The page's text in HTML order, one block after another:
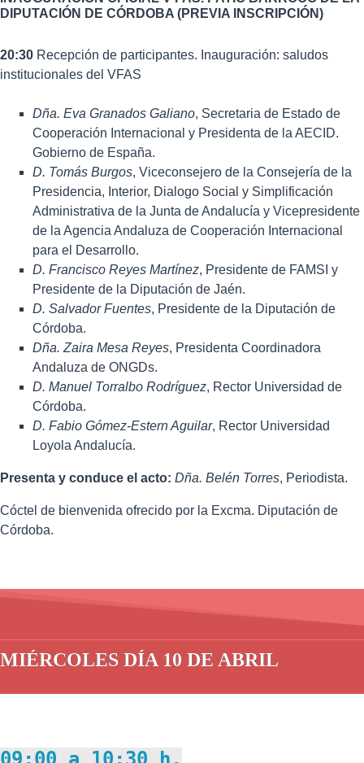
DIPUTACIÓN DE CÓRDOBA (PREVIA INSCRIPCIÓN)
20:30 Recepción de participantes. Inauguración: saludos
institucionales del VFAS
Dña. Eva Granados Galiano, Secretaria de Estado de
Cooperación Internacional y Presidenta de la AECID.
Gobierno de España.
D. Tomás Burgos, Viceconsejero de la Consejería de la
Presidencia, Interior, Dialogo Social y Simplificación
Administrativa de la Junta de Andalucía y Vicepresidente
de la Agencia Andaluza de Cooperación Internacional
para el Desarrollo.
D. Francisco Reyes Martínez, Presidente de FAMSI y
Presidente de la Diputación de Jaén.
D. Salvador Fuentes, Presidente de la Diputación de
Córdoba.
Dña. Zaira Mesa Reyes, Presidenta Coordinadora
Andaluza de ONGDs.
D. Manuel Torralbo Rodríguez, Rector Universidad de
Córdoba.
D. Fabio Gómez-Estern Aguilar, Rector Universidad
Loyola Andalucía.
Presenta y conduce el acto: Dña. Belén Torres, Periodista.
Cóctel de bienvenida ofrecido por la Excma. Diputación de
Córdoba.
MIÉRCOLES DÍA 10 DE ABRIL